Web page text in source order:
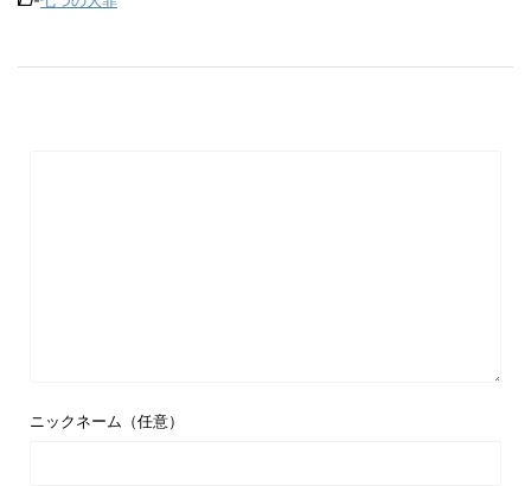
ニックネーム（任意）